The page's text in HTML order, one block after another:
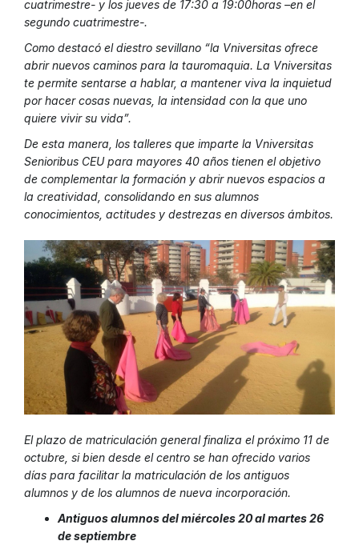
cuatrimestre- y los jueves de 17:30 a 19:00horas –en el
segundo cuatrimestre-.
Como destacó el diestro sevillano “la Vniversitas ofrece
abrir nuevos caminos para la tauromaquia. La Vniversitas
te permite sentarse a hablar, a mantener viva la inquietud
por hacer cosas nuevas, la intensidad con la que uno
quiere vivir su vida”.
De esta manera, los talleres que imparte la Vniversitas
Senioribus CEU para mayores 40 años tienen el objetivo
de complementar la formación y abrir nuevos espacios a
la creatividad, consolidando en sus alumnos
conocimientos, actitudes y destrezas en diversos ámbitos.
El plazo de matriculación general finaliza el próximo 11 de
octubre, si bien desde el centro se han ofrecido varios
días para facilitar la matriculación de los antiguos
alumnos y de los alumnos de nueva incorporación.
Antiguos alumnos del miércoles 20 al martes 26
de septiembre